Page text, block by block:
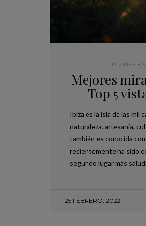
PLANES
Mejores
Top 5
Ibiza es la isla de las mil
naturaleza, artesanía,
también es conocida
recientemente ha sido
segundo lugar más
25 FEBRERO, 2022